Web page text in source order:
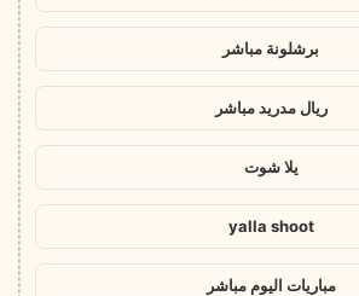
برشلونة مباشر
ريال مدريد مباشر
يلا شوت
yalla shoot
مباريات اليوم مباشر